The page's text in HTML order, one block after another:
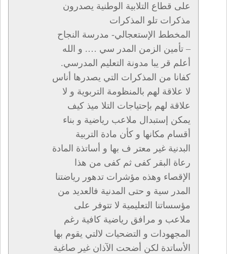
على قطاع التلابية الوطنية يصدرون
مذكرات تلو المذكرات
المخطط الإستعجالي- مدرسة النجاح
– تأمين الزمن المدر سي …. و الله
أعلم قر يبا مدونة التعليم المدرسي.
كفانا من المذكرات التي يصدرها أناس
لا علاقة لهم بالمنظومة التربوية و لا
علاقة لهم بإحتياجات التلا ميذ كيف
يمكن إستبدال ملاعب رياضية و بناء
أقسام مكانها و كأن مادة التربية
البدنية غير معتر ف بها و أساتذة المادة
رعاة البقر كفى ثم كفى من هذا
الإقصاء وهذه مؤشرات تدهور رياضتنا
المدر سية و حتى المدنية فالعديد من
مؤسساتنا التعليمية لا تتوفر على
ملاعب و مرافق رياضية كافية رغم
المجهودات و التضحيات لالتي يقوم بها
الأساتدة لكن أضحت الآذان غير صاغية